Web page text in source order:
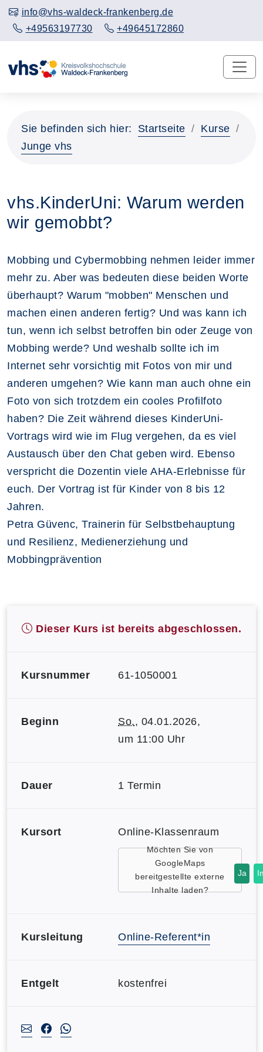
info@vhs-waldeck-frankenberg.de
+49563197730
+49645172860
Sie befinden sich hier: Startseite
Kurse
Junge vhs
vhs.KinderUni: Warum werden
wir gemobbt?
Mobbing und Cybermobbing nehmen leider immer
mehr zu. Aber was bedeuten diese beiden Worte
überhaupt? Warum "mobben" Menschen und
machen einen anderen fertig? Und was kann ich
tun, wenn ich selbst betroffen bin oder Zeuge von
Mobbing werde? Und weshalb sollte ich im
Internet sehr vorsichtig mit Fotos von mir und
anderen umgehen? Wie kann man auch ohne ein
Foto von sich trotzdem ein cooles Profilfoto
haben? Die Zeit während dieses KinderUni-
Vortrags wird wie im Flug vergehen, da es viel
Austausch über den Chat geben wird. Ebenso
verspricht die Dozentin viele AHA-Erlebnisse für
euch. Der Vortrag ist für Kinder von 8 bis 12
Jahren.
Petra Güvenc, Trainerin für Selbstbehauptung
und Resilienz, Medienerziehung und
Mobbingprävention
Dieser Kurs ist bereits abgeschlossen.
Kursnummer 61-1050001
Beginn So., 04.01.2026,
um 11:00 Uhr
Dauer 1 Termin
Kursort Online-Klassenraum
Möchten Sie von
GoogleMaps
bereitgestellte externe
Inhalte laden?
Ja
Kursleitung Online-Referent*in
Entgelt kostenfrei